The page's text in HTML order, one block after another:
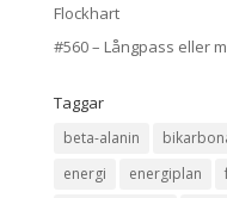
Flockhart
#560 – Långpass eller
Taggar
beta-alanin
energi
energiplan